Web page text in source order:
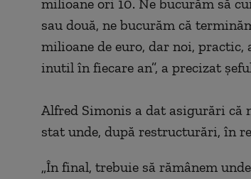
milioane ori 10. Ne bucurăm să
sau două, ne bucurăm că
milioane de euro, dar noi, practic,
inutil în fiecare an”, a precizat
Alfred Simonis a dat asigurări
stat unde, după restructurări, în
„În final, trebuie să rămânem